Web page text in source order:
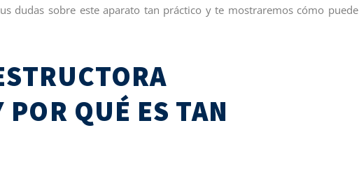
dudas sobre este aparato tan práctico y te mostraremos cómo puede
QUÉ ES TAN